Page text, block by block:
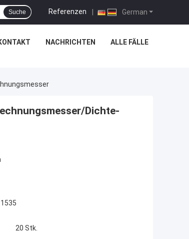
German
Referenzen |
Suche
NACHRICHTEN ALLE FÄLLE
Dichte-
20 Stk.